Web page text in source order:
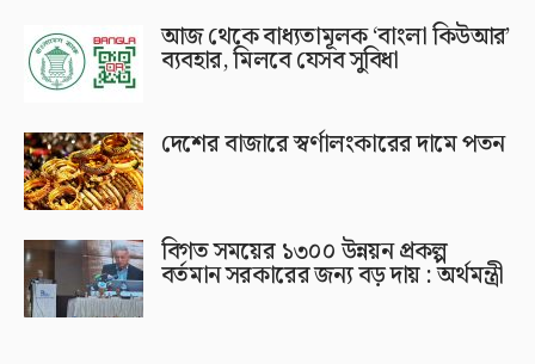
আজ থেকে বাধ্যতামূলক ‘বাংলা কিউআর’
ব্যবহার, মিলবে যেসব সুবিধা
দেশের বাজারে স্বর্ণালংকারের দামে পতন
বিগত সময়ের ১৩০০ উন্নয়ন প্রকল্প
বর্তমান সরকারের জন্য বড় দায় : অর্থমন্ত্রী